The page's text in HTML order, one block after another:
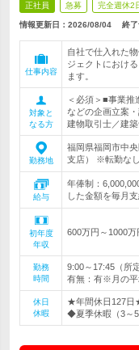
正社員 急募 完全週休2
情報更新日：2026/08/04 終了
仕事内容
自社で仕入れた
ジェクトにおけ
ます。
対象と
なる方
＜必須＞■事業推
などの企画立案
建物取引士／建
勤務地
福岡県福岡市中
支店） ※転勤な
給与
年俸制：
した金額を毎月
初年度
年収
600万円～1000万
勤務
時間
9:00～17:45（所
有無：有※月の平
休日
休暇
★年間休日127
◆夏季休暇（3～